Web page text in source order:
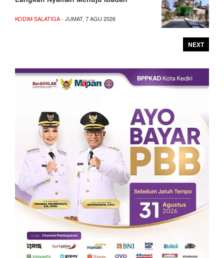
KODIM SALATIGA- JUMAT, 7 AGU 2026
NEXT